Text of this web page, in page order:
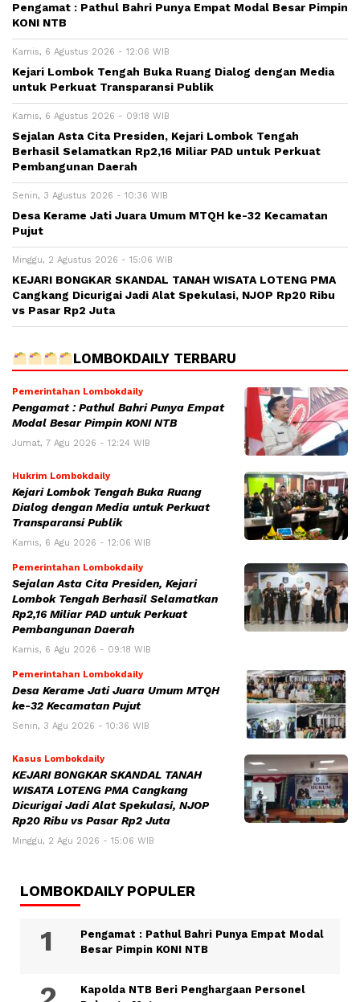
Pengamat : Pathul Bahri Punya Empat Modal Besar Pimpin
KONI NTB
Kamis, 6 Agustus 2026 - 12:06 WIB
Kejari Lombok Tengah Buka Ruang Dialog dengan Media
untuk Perkuat Transparansi Publik
Kamis, 6 Agustus 2026 - 09:18 WIB
Sejalan Asta Cita Presiden, Kejari Lombok Tengah
Berhasil Selamatkan Rp2,16 Miliar PAD untuk Perkuat
Pembangunan Daerah
Senin, 3 Agustus 2026 - 10:36 WIB
Desa Kerame Jati Juara Umum MTQH ke-32 Kecamatan
Pujut
Minggu, 2 Agustus 2026 - 15:06 WIB
KEJARI BONGKAR SKANDAL TANAH WISATA LOTENG PMA
Cangkang Dicurigai Jadi Alat Spekulasi, NJOP Rp20 Ribu
vs Pasar Rp2 Juta
LOMBOKDAILY TERBARU
Pemerintahan Lombokdaily
Pengamat : Pathul Bahri Punya Empat
Modal Besar Pimpin KONI NTB
Jumat, 7 Agu 2026 - 12:24 WIB
Hukrim Lombokdaily
Kejari Lombok Tengah Buka Ruang
Dialog dengan Media untuk Perkuat
Transparansi Publik
Kamis, 6 Agu 2026 - 12:06 WIB
Pemerintahan Lombokdaily
Sejalan Asta Cita Presiden, Kejari
Lombok Tengah Berhasil Selamatkan
Rp2,16 Miliar PAD untuk Perkuat
Pembangunan Daerah
Kamis, 6 Agu 2026 - 09:18 WIB
Pemerintahan Lombokdaily
Desa Kerame Jati Juara Umum MTQH
ke-32 Kecamatan Pujut
Senin, 3 Agu 2026 - 10:36 WIB
Kasus Lombokdaily
KEJARI BONGKAR SKANDAL TANAH
WISATA LOTENG PMA Cangkang
Dicurigai Jadi Alat Spekulasi, NJOP
Rp20 Ribu vs Pasar Rp2 Juta
Minggu, 2 Agu 2026 - 15:06 WIB
LOMBOKDAILY POPULER
Pengamat : Pathul Bahri Punya Empat Modal
Besar Pimpin KONI NTB
Kapolda NTB Beri Penghargaan Personel